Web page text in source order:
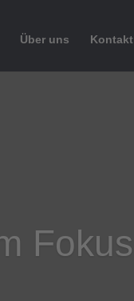
Über uns Kontakt
Fokus